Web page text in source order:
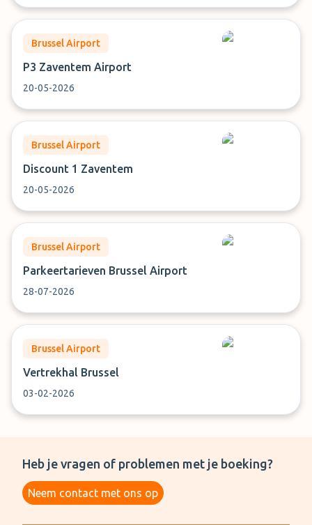
Brussel Airport
P3 Zaventem Airport
20-05-2026
Brussel Airport
Discount 1 Zaventem
20-05-2026
Brussel Airport
Parkeertarieven Brussel Airport
28-07-2026
Brussel Airport
Vertrekhal Brussel
03-02-2026
Heb je vragen of problemen met je boeking?
Neem contact met ons op